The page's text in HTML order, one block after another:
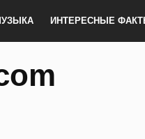
ИНТЕРЕСНЫЕ